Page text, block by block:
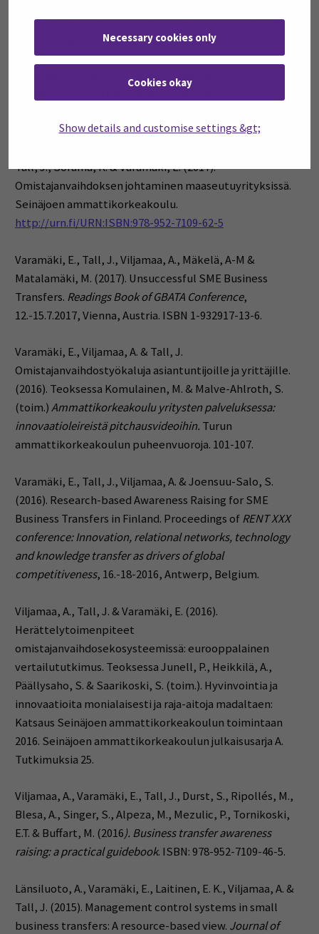
Necessary cookies only
Cookies okay
Show details and customise settings &gt;
SME Business Transfers: The Evidence from Croatia and
Organizacija51 (2), pp. 135-145.
Varamäki, E., Joensuu-Salo, S., Viljamaa, A., Tall, J. &
Katajavirta, M. (2018). Valtakunnallinen
https://urn.fi/URN:NBN:fi-fe2020091569494
Tall, J., Sorama, K. & Varamäki, E. (2017).
Omistajanvaihdoksen johtaminen maaseutuyrityksissä.
Seinäjoen ammattikorkeakoulu.
http://urn.fi/URN:ISBN:978-952-7109-62-5
Varamäki, E., Tall, J., Viljamaa, A., Mäkelä, A-M &
Matalamäki, M. (2017). Unsuccessful SME Business
Transfers. Readings Book of GBATA Conference,
12.-15.7.2017, Vienna, Austria. ISBN 1-932917-13-6.
Varamäki, E., Viljamaa, A. & Tall, J.
Omistajanvaihdostyökaluja asiantuntijoille ja yrittäjille.
(2016). Teoksessa Komulainen, M. & Malve-Ahlroth, S.
(toim.)Ammattikorkeakoulu yritysten palveluksessa:
innovaatioleireistä pitchausvideoihin. Turun
ammattikorkeakoulun puheenvuoroja. 101-107.
Varamäki, E., Tall, J., Viljamaa, A. & Joensuu-Salo, S.
(2016). Research-based Awareness Raising for SME
Business Transfers in Finland. Proceedings ofRENT XXX
conference: Innovation, relational networks, technology
and knowledge transfer as drivers of global
competitiveness, 16.-18-2016, Antwerp, Belgium.
Viljamaa, A., Tall, J. & Varamäki, E. (2016).
Herättelytoimenpiteet
omistajanvaihdosekosysteemissä: eurooppalainen
vertailututkimus. Teoksessa Junell, P., Heikkilä, A.,
Päällysaho, S. & Saarikoski, S. (toim.). Hyvinvointia ja
innovaatioita monialaisesti ja raja-aitoja madaltaen:
Katsaus Seinäjoen ammattikorkeakoulun toimintaan
2016. Seinäjoen ammattikorkeakoulun julkaisusarja A.
Tutkimuksia 25.
Viljamaa, A., Varamäki, E., Tall, J., Durst, S., Ripollés, M.,
Blesa, A., Singer, S., Alpeza, M., Mezulic, P., Tornikoski,
E.T. & Buffart, M. (2016). Business transfer awareness
raising: a practical guidebook. ISBN: 978-952-7109-46-5.
Länsiluoto, A., Varamäki, E., Laitinen, E. K., Viljamaa, A. &
Tall, J. (2015). Management control systems in small
business transfers: A resource-based view. Journal of